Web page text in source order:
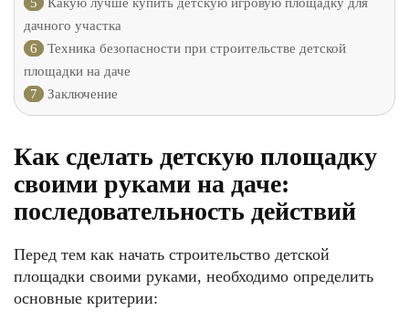
5
Какую лучше купить детскую игровую площадку для
дачного участка
6
Техника безопасности при строительстве детской
площадки на даче
7
Заключение
Как сделать детскую площадку
своими руками на даче:
последовательность действий
Перед тем как начать строительство детской
площадки своими руками, необходимо определить
основные критерии: